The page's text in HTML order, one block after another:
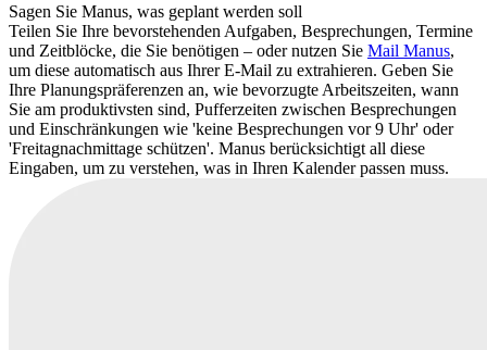
Sagen Sie Manus, was geplant werden soll
Teilen Sie Ihre bevorstehenden Aufgaben, Besprechungen, Termine
und Zeitblöcke, die Sie benötigen – oder nutzen Sie Mail Manus,
um diese automatisch aus Ihrer E-Mail zu extrahieren. Geben Sie
Ihre Planungspräferenzen an, wie bevorzugte Arbeitszeiten, wann
Sie am produktivsten sind, Pufferzeiten zwischen Besprechungen
und Einschränkungen wie 'keine Besprechungen vor 9 Uhr' oder
'Freitagnachmittage schützen'. Manus berücksichtigt all diese
Eingaben, um zu verstehen, was in Ihren Kalender passen muss.